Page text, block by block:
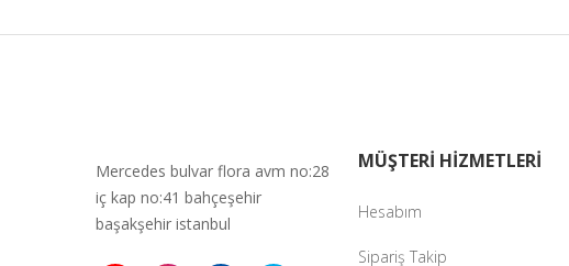
Mercedes bulvar flora avm no:28
iç kap no:41 bahçeşehir
başakşehir istanbul
MÜŞTERİ HİZMETLERİ
Hesabım
Sipariş Takip